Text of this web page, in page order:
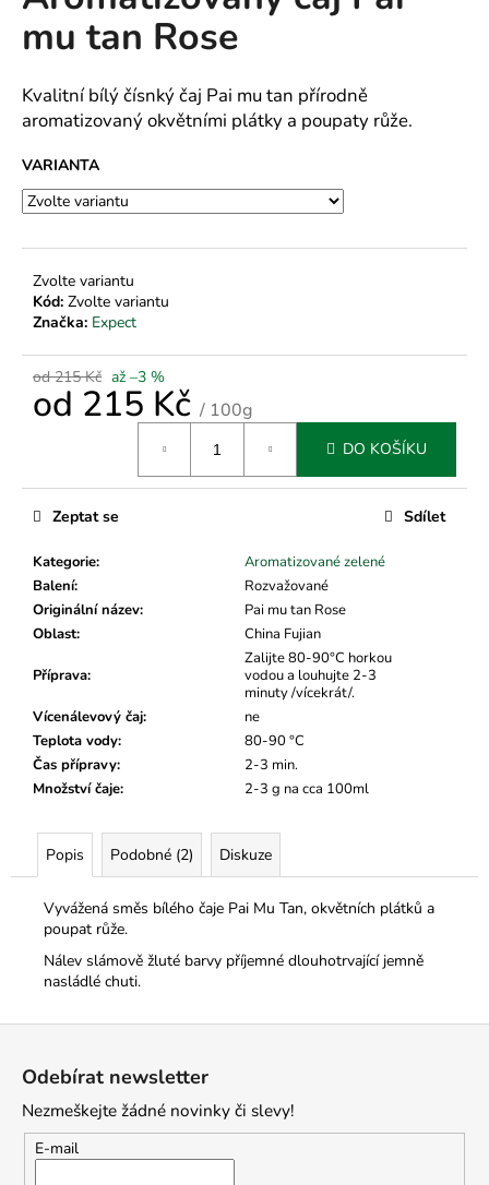
z
hvězdiček.
mu tan Rose
Kvalitní bílý čísnký čaj Pai mu tan přírodně
aromatizovaný okvětními plátky a poupaty růže.
VARIANTA
Zvolte variantu
Kód: Zvolte variantu
Značka: Expect
od 215 Kč až –3 %
od 215 Kč / 100g
DO KOŠÍKU
Kategorie:
Aromatizované zelené
Balení:
Rozvažované
Originální název:
Pai mu tan Rose
Oblast: China Fujian
Příprava:
Zalijte 80-90°C horkou
vodou a louhujte 2-3
minuty /vícekrát/.
Vícenálevový čaj:
ne
Teplota vody:
80-90 °C
Čas přípravy:
2-3 min.
Množství čaje: 2-3 g na cca 100ml
Zeptat se Sdílet
Popis Podobné (2) Diskuze
Vyvážená směs bílého čaje Pai Mu Tan, okvětních plátků a
poupat růže.
Nálev slámově žluté barvy příjemné dlouhotrvající jemně
nasládlé chuti.
a
j
í
t
HLEDAT
D
o
o
č
u
m
e
Odebírat newsletter
Nezmeškejte žádné novinky či slevy!
E-mail